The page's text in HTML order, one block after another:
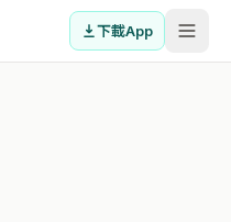
下載App